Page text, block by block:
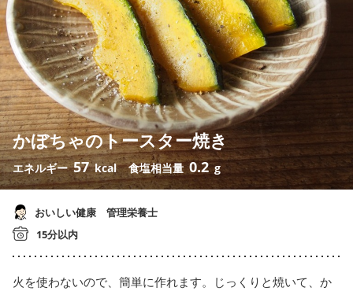
かぼちゃのトースター焼き
エネルギー57 kcal 食塩相当量 0.2 g
おいしい健康 管理栄養士
15分以内
火を使わないので、簡単に作れます。じっくりと焼いて、か